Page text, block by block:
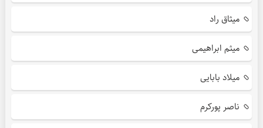
میثاق راد
میثم ابراهیمی
میلاد بابایی
ناصر پورکرم